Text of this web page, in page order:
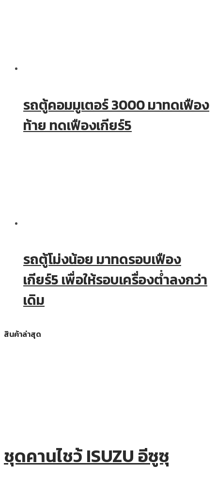
รถตู้คอมมูเตอร์ 3000 มาทดเฟือง
ท้าย ทดเฟืองเกียร์5
รถตู้โม่งน้อย มาทดรอบเฟือง
เกียร์5 เพื่อให้รอบเครื่องต่ำลงกว่า
เดิม
สินค้าล่าสุด
ชุดคานไชว้ ISUZU อีซูซุ